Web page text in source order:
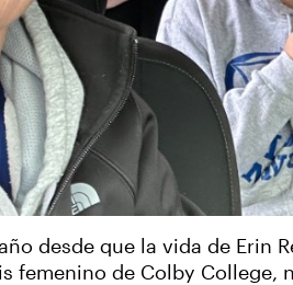
desde que la vida de Erin
femenino de Colby College,